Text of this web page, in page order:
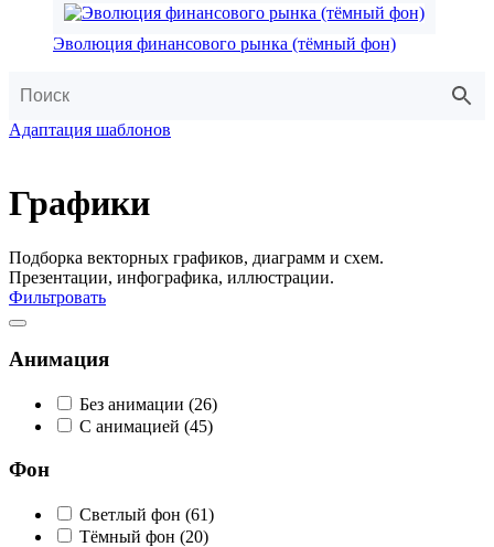
Эволюция финансового рынка (тёмный фон)
Адаптация шаблонов
Графики
Подборка векторных графиков, диаграмм и схем.
Презентации, инфографика, иллюстрации.
Фильтровать
Анимация
Без анимации (26)
С анимацией (45)
Фон
Светлый фон (61)
Тёмный фон (20)